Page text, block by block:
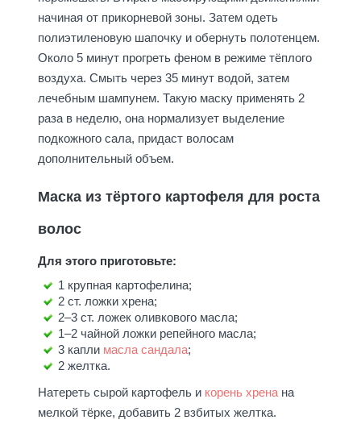
начиная от прикорневой зоны. Затем одеть
полиэтиленовую шапочку и обернуть полотенцем.
Около 5 минут прогреть феном в режиме тёплого
воздуха. Смыть через 35 минут водой, затем
лечебным шампунем. Такую маску применять 2
раза в неделю, она нормализует выделение
подкожного сала, придаст волосам
дополнительный объем.
Маска из тёртого картофеля для роста
волос
Для этого приготовьте:
1 крупная картофелина;
2 ст. ложки хрена;
2–3 ст. ложек оливкового масла;
1–2 чайной ложки репейного масла;
3 капли масла сандала;
2 желтка.
Натереть сырой картофель и корень хренана
мелкой тёрке, добавить 2 взбитых желтка.